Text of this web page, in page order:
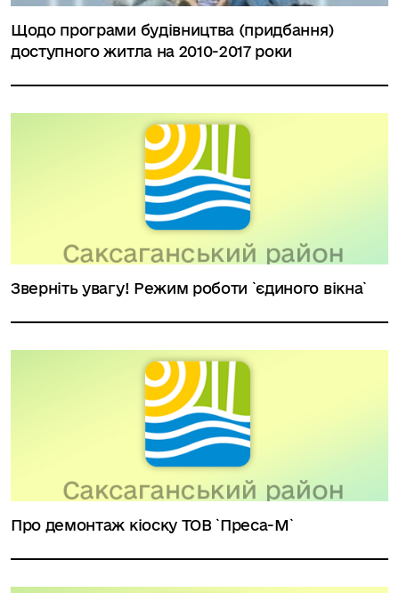
Щодо програми будівництва (придбання)
доступного житла на 2010-2017 роки
Зверніть увагу! Режим роботи `єдиного вікна`
Про демонтаж кіоску ТОВ `Преса-М`